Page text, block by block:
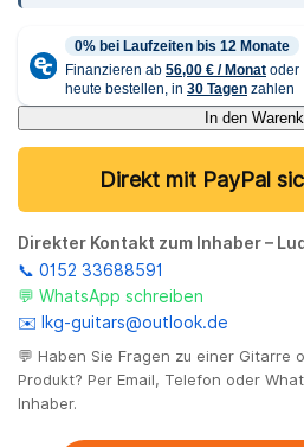
In den
Direkt mit PayPal
Direkter Kontakt zum Inhaber –
📞 0152 33688591
💬 WhatsApp schreiben
✉️ lkg-guitars@outlook.de
💬 Haben Sie Fragen zu einer Gitarre
Produkt? Per Email, Telefon oder
Inhaber.